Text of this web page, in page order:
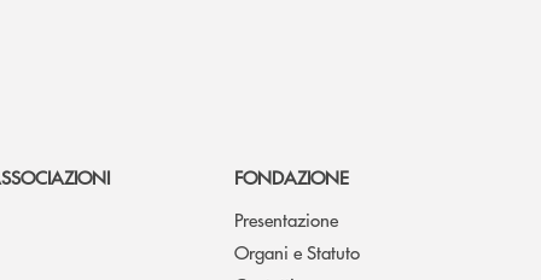
FONDAZIONE
Presentazione
Organi e Statuto